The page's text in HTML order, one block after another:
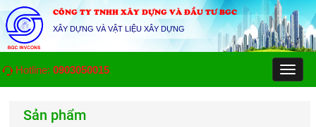
CÔNG TY TNHH XÂY DỰNG VÀ ĐẦU TƯ BGC
XÂY DỰNG VÀ VẬT LIỆU XÂY DỰNG
Toggle
Hotline: 0903050015
Sản phẩm